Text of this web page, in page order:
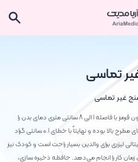
تماسی
غیر تماسی
تب سنج لیزری یا تب سنج دیجیتالی توسط مادون قرمز با فاصله 1 الی 8 سانتی متری دمای بدن را
اندازه‌گیری می‌کند. دقت تب سنج لیزری در برندهای مطرح بالا بوده و نهایتاً با خطای 0.1 سانتی گراد
لیزری برای والدین بسیار راحت است و کودک نیز
کار را انجام می‌دهد. حافظه ذخیره سازی،